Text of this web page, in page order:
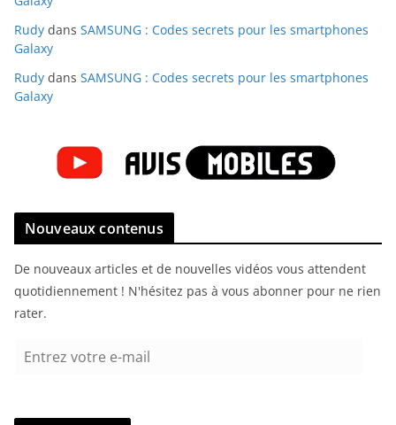
Rudy dans SAMSUNG : Codes secrets pour les smartphones
Galaxy
Rudy dans SAMSUNG : Codes secrets pour les smartphones
Galaxy
Nouveaux contenus
De nouveaux articles et de nouvelles vidéos vous attendent
quotidiennement ! N'hésitez pas à vous abonner pour ne rien
rater.
r